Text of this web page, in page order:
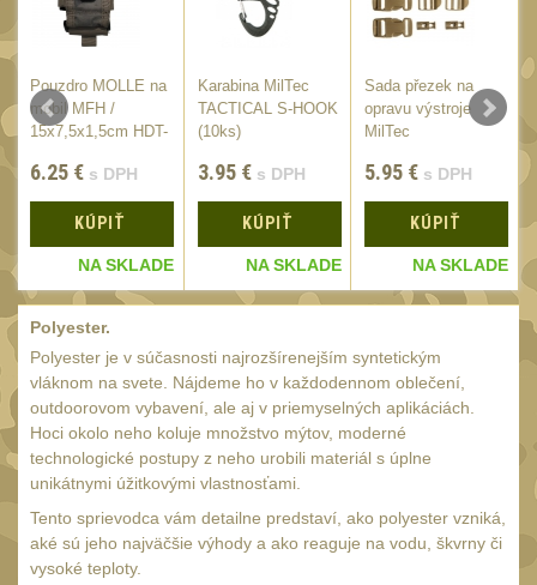
186501
14500 / AA / AAA
16340 a CR1231
Držiaky a
Náhradné diely 7
OBLEČENIE(297)
Nosiče plátů a vesty18
Prilby
Opasky 24
Chrániče 10
Nášivky
Ponča a pláštěnky 11
Čepice, kukly, šátky
Pouzdro MOLLE na
mobil MFH /
15x7,5x1,5cm HDT-
6.25 € s DPH
KÚPIŤ
NA SKLADE
Karabina MilTec
TACTICAL S-HOOK
(10ks)
3.95 € s DPH
KÚPIŤ
NA SKLADE
Sada přezek na
opravu výstroje
MilTec
5.95 € s DPH
KÚPIŤ
NA SKLADE
Polyester.
Polyester je v súčasnosti najrozšírenejším syntetickým
vláknom na svete. Nájdeme ho v každodennom oblečení,
outdoorovom vybavení, ale aj v priemyselných aplikáciách.
Hoci okolo neho koluje množstvo mýtov, moderné
technologické postupy z neho urobili materiál s úplne
unikátnymi úžitkovými vlastnosťami.
Tento sprievodca vám detailne predstaví, ako polyester vzniká,
aké sú jeho najväčšie výhody a ako reaguje na vodu, škvrny či
vysoké teploty.